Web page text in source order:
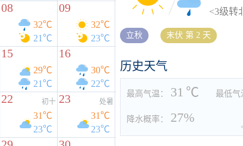
08
32℃
21℃
09
32℃
23℃
15
29℃
21℃
16
30℃
22℃
22 初十
31℃
23℃
23 处暑
31℃
23℃
<3级转
立秋 末伏 第 2 天
历史天气
最高气温： 31 ℃ 最低气
降水概率： 27%